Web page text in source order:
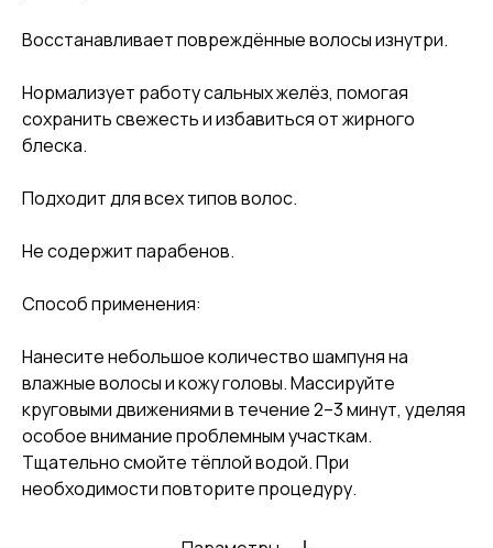
Восстанавливает повреждённые волосы изнутри.
Нормализует работу сальных желёз, помогая
сохранить свежесть и избавиться от жирного
блеска.
Подходит для всех типов волос.
Не содержит парабенов.
Способ применения:
Нанесите небольшое количество шампуня на
влажные волосы и кожу головы. Массируйте
круговыми движениями в течение 2–3 минут, уделяя
особое внимание проблемным участкам.
Тщательно смойте тёплой водой. При
необходимости повторите процедуру.